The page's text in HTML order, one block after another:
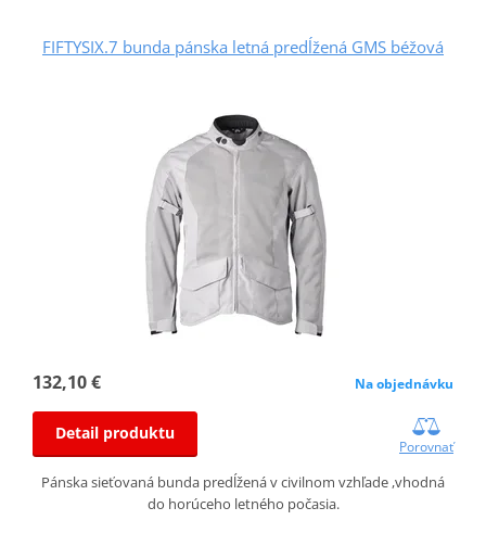
FIFTYSIX.7 bunda pánska letná predĺžená GMS béžová
132,10 € Na objednávku
Detail produktu
Porovnať
Pánska sieťovaná bunda predĺžená v civilnom vzhľade ,vhodná
do horúceho letného počasia.